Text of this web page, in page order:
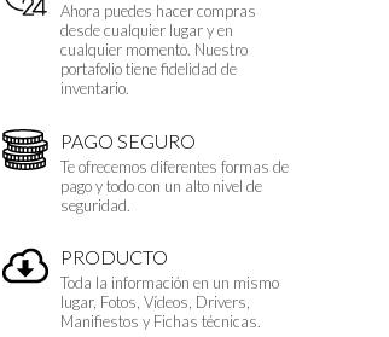
Ahora puedes hacer compras
desde cualquier lugar y en
cualquier momento. Nuestro
portafolio tiene fidelidad de
inventario.
PAGO SEGURO
Te ofrecemos diferentes formas de
pago y todo con un alto nivel de
seguridad.
PRODUCTO
Toda la información en un mismo
lugar, Fotos, Vídeos, Drivers,
Manifiestos y Fichas técnicas.